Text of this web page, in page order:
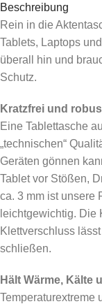
Beschreibung
Rein in die
Tablets, Laptops
überall hin und
Schutz.
Kratzfrei und
Eine Tablettasche
„technischen“
Geräten gönnen
Tablet vor Stößen,
ca. 3 mm ist unsere
leichtgewichtig. Die
Klettverschluss
schließen.
Hält Wärme, Kälte
Temperaturextreme